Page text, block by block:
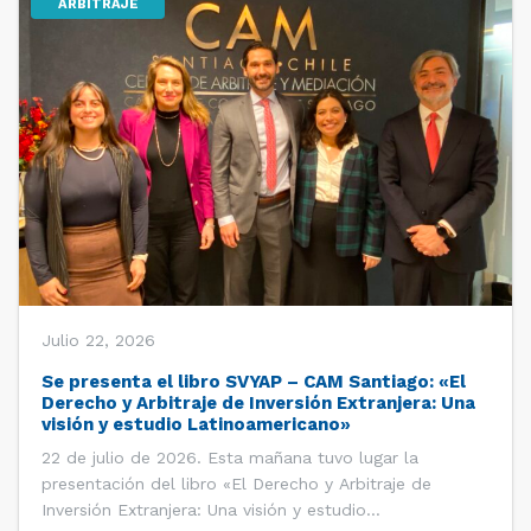
ARBITRAJE
Julio 22, 2026
Se presenta el libro SVYAP – CAM Santiago: «El
Derecho y Arbitraje de Inversión Extranjera: Una
visión y estudio Latinoamericano»
22 de julio de 2026. Esta mañana tuvo lugar la
presentación del libro «El Derecho y Arbitraje de
Inversión Extranjera: Una visión y estudio